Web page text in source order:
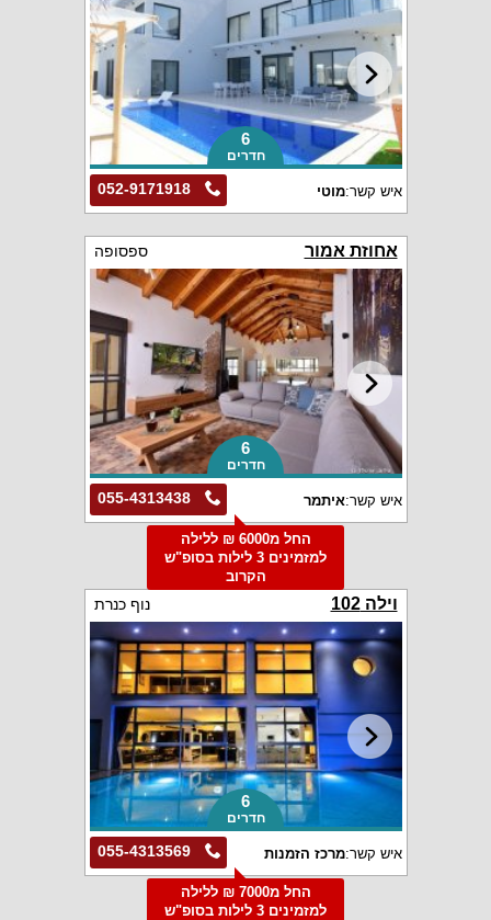
6
חדרים
052-9171918 איש קשר:מוטי
אחוזת אמור ספסופה
6
חדרים
055-4313438 איש קשר:איתמר
החל מ6000 ₪ ללילה
למזמינים 3 לילות בסופ"ש
הקרוב
וילה 102 נוף כנרת
6
חדרים
055-4313569 איש קשר:מרכז הזמנות
החל מ7000 ₪ ללילה
למזמינים 3 לילות בסופ"ש